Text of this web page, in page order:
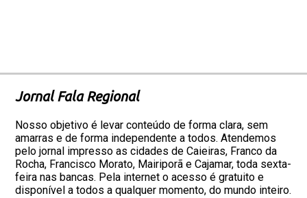
Jornal Fala Regional
Nosso objetivo é levar conteúdo de forma clara, sem
amarras e de forma independente a todos. Atendemos
pelo jornal impresso as cidades de Caieiras, Franco da
Rocha, Francisco Morato, Mairiporã e Cajamar, toda sexta-
feira nas bancas. Pela internet o acesso é gratuito e
disponível a todos a qualquer momento, do mundo inteiro.